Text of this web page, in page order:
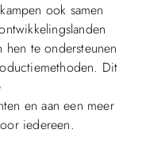
ook samen
te ondersteunen
Dit
en aan een meer
iedereen.